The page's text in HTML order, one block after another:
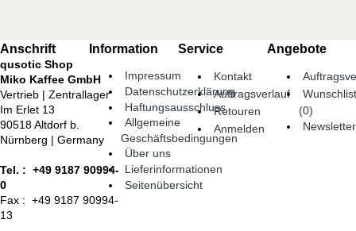
Anschrift
qusotic Shop
Miko Kaffee GmbH
Vertrieb | Zentrallager
Im Erlet 13
90518 Altdorf b.
Nürnberg | Germany
Tel. : +49 9187 90994-
0
Fax : +49 9187 90994-
13
Information
Impressum
Datenschutzerklärung
Haftungsausschluss
Allgemeine
Geschäftsbedingungen
Über uns
Lieferinformationen
Seitenübersicht
Service
Kontakt
Auftragsverlauf
Retouren
Anmelden
Angebote
(0)
Newsletter